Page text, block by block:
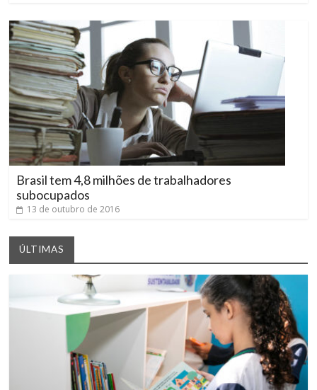
Brasil tem 4,8 milhões de trabalhadores
subocupados
13 de outubro de 2016
ÚLTIMAS